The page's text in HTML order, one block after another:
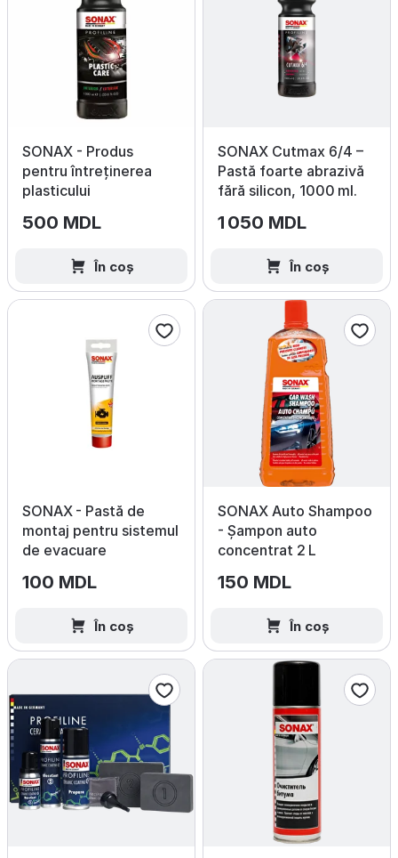
SONAX - Produs
pentru întreținerea
plasticului
500 MDL
În coș
SONAX Cutmax 6/4 –
Pastă foarte abrazivă
fără silicon, 1000 ml.
1 050 MDL
În coș
SONAX - Pastă de
montaj pentru sistemul
de evacuare
100 MDL
În coș
SONAX Auto Shampoo
- Șampon auto
concentrat 2 L
150 MDL
În coș